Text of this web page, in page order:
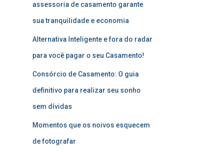
assessoria de casamento garante
sua tranquilidade e economia
Alternativa Inteligente e fora do radar
para você pagar o seu Casamento!
Consórcio de Casamento: O guia
definitivo para realizar seu sonho
sem dívidas
Momentos que os noivos esquecem
de fotografar